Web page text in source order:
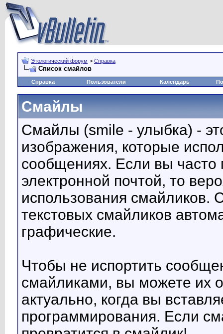
Этологический форум > Справка
Список смайлов
Справка Пользователи Календарь
Смайлы
Смайлы (smile - улыбка) -
изображения, которые
сообщениях. Если вы часто
электронной почтой, то
использования
текстовых смайликов
графические.
Чтобы не испортить
смайликами, вы можете их
актуально, когда вы
программирования. Если